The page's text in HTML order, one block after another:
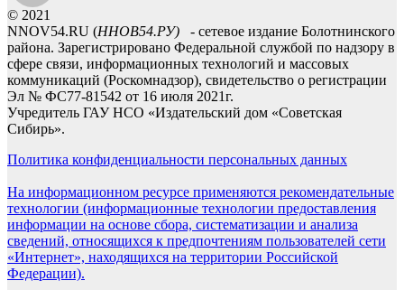
© 2021
NNOV54.RU (ННОВ54.РУ) - сетевое издание Болотнинского
района. Зарегистрировано Федеральной службой по надзору в
сфере связи, информационных технологий и массовых
коммуникаций (Роскомнадзор), свидетельство о регистрации
Эл № ФС77-81542 от 16 июля 2021г.
Учредитель ГАУ НСО «Издательский дом «Советская
Сибирь».
Политика конфиденциальности персональных данных
На информационном ресурсе применяются рекомендательные
технологии (информационные технологии предоставления
информации на основе сбора, систематизации и анализа
сведений, относящихся к предпочтениям пользователей сети
«Интернет», находящихся на территории Российской
Федерации).